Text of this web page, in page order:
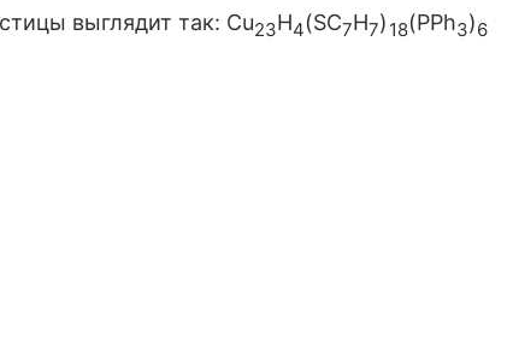
выглядит так: Cu23H4(SC7H7) 18(PPh3)6